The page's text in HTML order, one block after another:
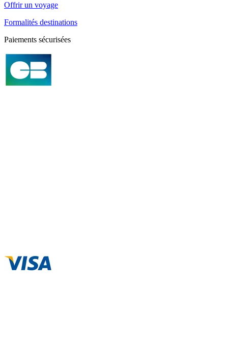
Offrir un voyage
Formalités destinations
Paiements sécurisées